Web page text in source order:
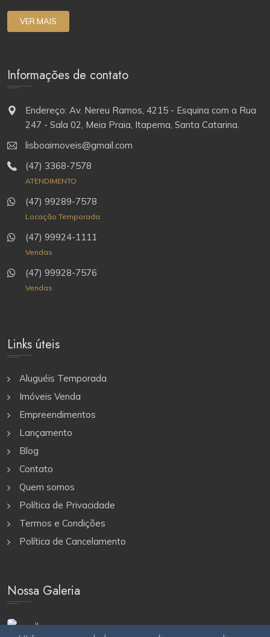
VER MAIS
Informações de contato
Endereço: Av. Nereu Ramos, 4215 - Esquina com a Rua
247 - Sala 02, Meia Praia, Itapema, Santa Catarina.
lisboaimoveis@gmail.com
(47) 3368-7578
ATENDIMENTO
(47) 99289-7578
Locação Temporada
(47) 99924-1111
Vendas
(47) 99928-7576
Vendas
Links úteis
Aluguéis Temporada
Imóveis Venda
Empreendimentos
Lançamento
Blog
Contato
Quem somos
Política de Privacidade
Termos e Condições
Política de Cancelamento
Nossa Galeria